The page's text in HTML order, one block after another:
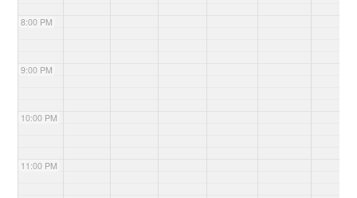
8:00 PM
9:00 PM
10:00 PM
11:00 PM